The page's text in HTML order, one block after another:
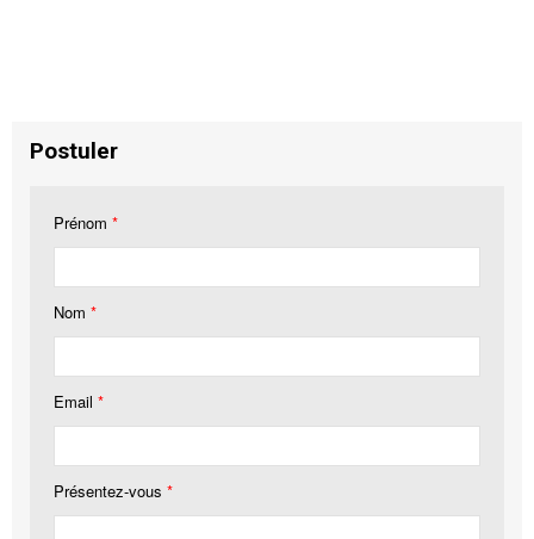
Postuler
Prénom *
Nom *
Email *
Présentez-vous *